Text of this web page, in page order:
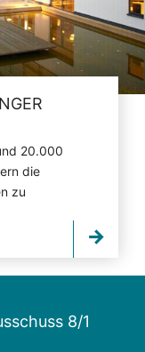
20.000
die
zu
8/1